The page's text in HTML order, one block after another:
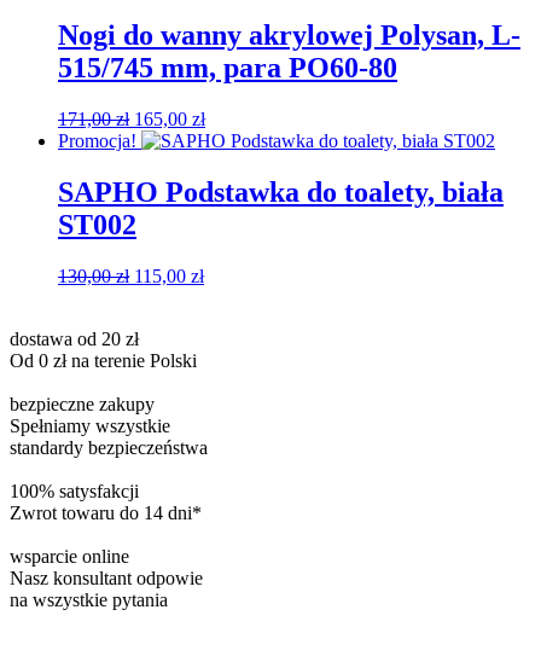
Nogi do wanny akrylowej Polysan, L-
515/745 mm, para PO60-80
171,00zł Pierwotna
cena
171,00 zł.
165,00 złAktualna
cena
165,00 zł.
Promocja!
SAPHO Podstawka do toalety, biała
ST002
130,00zł Pierwotna
130,00 zł.
115,00 złAktualna
dostawa od 20 zł
Od 0 zł na terenie Polski
bezpieczne zakupy
Spełniamy wszystkie
standardy bezpieczeństwa
100% satysfakcji
Zwrot towaru do 14 dni*
wsparcie online
Nasz konsultant odpowie
na wszystkie pytania